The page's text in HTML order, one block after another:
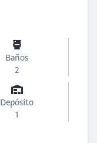
Baños
2
Depósito
1